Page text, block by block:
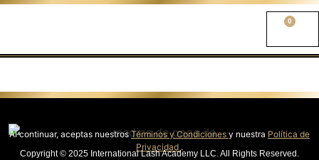
0
Al continuar, aceptas nuestrosTérminos y Condiciones y nuestra Política de
Privacidad .
Copyright © 2025 International Lash Academy LLC. All Rights Reserved.